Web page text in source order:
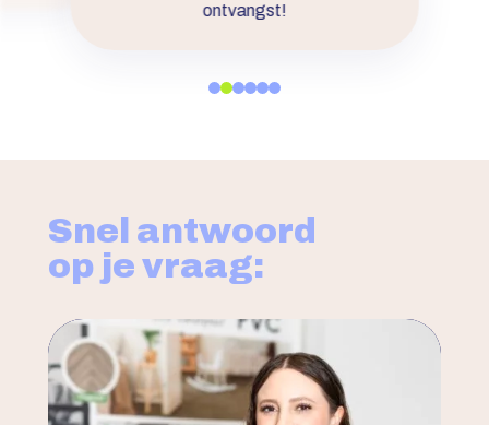
ontvangst!
Snel antwoord
op je vraag: